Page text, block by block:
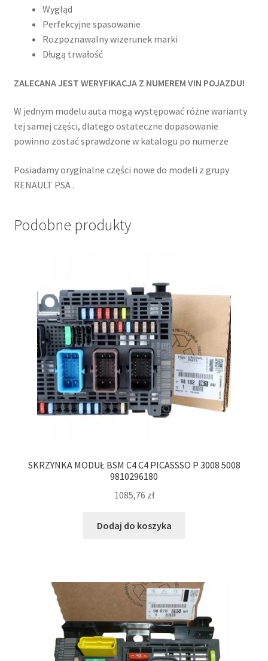
Wygląd
Perfekcyjne spasowanie
Rozpoznawalny wizerunek marki
Długą trwałość
ZALECANA JEST WERYFIKACJA Z NUMEREM VIN POJAZDU!
W jednym modelu auta mogą występować różne warianty
tej samej części, dlatego ostateczne dopasowanie
powinno zostać sprawdzone w katalogu po numerze
Posiadamy oryginalne części nowe do modeli z grupy
RENAULT PSA .
Podobne produkty
SKRZYNKA MODUŁ BSM C4 C4 PICASSSO P 3008 5008
9810296180
1085,76 zł
Dodaj do koszyka